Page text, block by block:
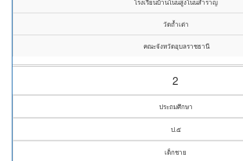
โรงเรียนบ้านโนนสูงโนนสำราญ
วัดถ้ำเต่า
คณะจังหวัดอุบลราชธานี
2
ประถมศึกษา
ป.๕
เด็กชาย